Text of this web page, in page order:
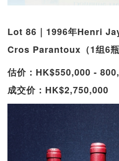
Lot 86｜1996年Henri
Cros Parantoux（1组6
估价：HK$550,000 -
成交价：HK$2,750,000